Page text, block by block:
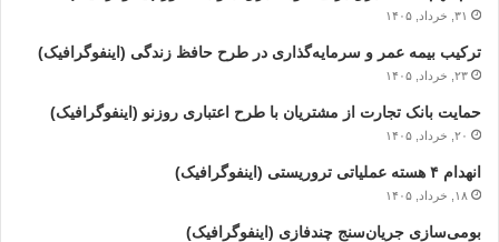
۳۱, خرداد, ۱۴۰۵
ترکیب بیمه عمر و سرمایه‌گذاری در طرح حافظ زندگی (اینفوگرافیک)
۲۳, خرداد, ۱۴۰۵
حمایت بانک تجارت از مشتریان با طرح اعتباری روزنو (اینفوگرافیک)
۲۰, خرداد, ۱۴۰۵
انهدام ۴ هسته عملیاتی تروریستی (اینفوگرافیک)
۱۸, خرداد, ۱۴۰۵
بومی‌سازی جریان‌سنج چندفازی (اینفوگرافیک)